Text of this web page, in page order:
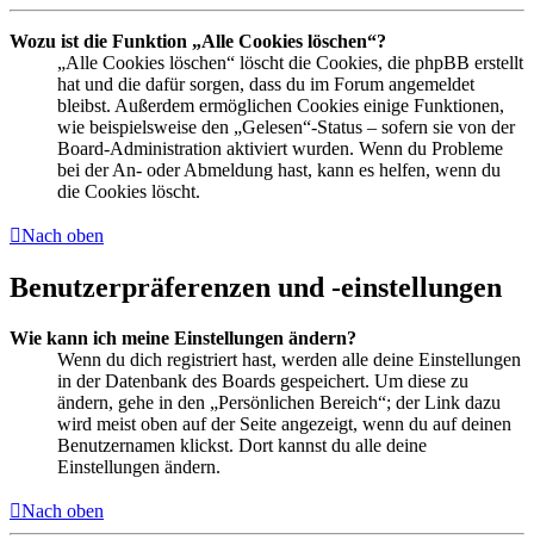
Wozu ist die Funktion „Alle Cookies löschen“?
„Alle Cookies löschen“ löscht die Cookies, die phpBB erstellt
hat und die dafür sorgen, dass du im Forum angemeldet
bleibst. Außerdem ermöglichen Cookies einige Funktionen,
wie beispielsweise den „Gelesen“-Status – sofern sie von der
Board-Administration aktiviert wurden. Wenn du Probleme
bei der An- oder Abmeldung hast, kann es helfen, wenn du
die Cookies löscht.
Nach oben
Benutzerpräferenzen und -einstellungen
Wie kann ich meine Einstellungen ändern?
Wenn du dich registriert hast, werden alle deine Einstellungen
in der Datenbank des Boards gespeichert. Um diese zu
ändern, gehe in den „Persönlichen Bereich“; der Link dazu
wird meist oben auf der Seite angezeigt, wenn du auf deinen
Benutzernamen klickst. Dort kannst du alle deine
Einstellungen ändern.
Nach oben